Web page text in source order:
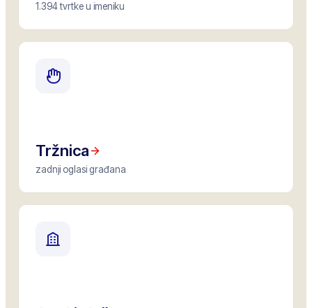
1.394 tvrtke u imeniku
Tržnica
zadnji oglasi građana